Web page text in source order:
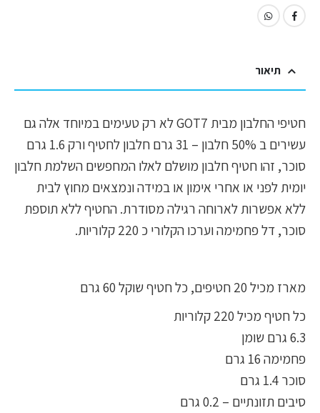
תיאור
חטיפי החלבון מבית GOT7 לא רק טעימים במיוחד אלה גם
עשירים ב 50% חלבון – 31 גרם חלבון לחטיף ורק 1.6 גרם
סוכר, זהו חטיף חלבון מושלם לאלו המחפשים השלמת חלבון
יומית לפני או אחרי אימון או במידה ונמצאים מחוץ לבית
ללא אפשרות לארוחה רגילה מסודרת. החטיף ללא תוספת
סוכר, דל פחמימה וערכו הקלורי כ 220 קלוריות.
מארז מכיל 20 חטיפים, כל חטיף שוקל 60 גרם
כל חטיף מכיל 220 קלוריות
6.3 גרם שומן
פחמימה 16 גרם
סוכר 1.4 גרם
סיבים תזונתיים – 0.2 גרם